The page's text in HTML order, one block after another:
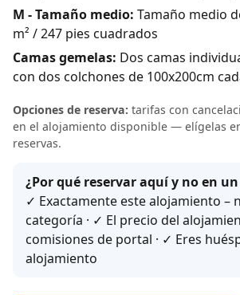
M - Tamaño medio: Tamaño medio
m² / 247 pies cuadrados
Camas gemelas: Dos camas
con dos colchones de 100x200cm
Opciones de reserva: tarifas con
en el alojamiento disponible — elígelas
reservas.
¿Por qué reservar aquí y no en
✓ Exactamente este alojamiento –
categoría · ✓ El precio del
comisiones de portal · ✓ Eres
alojamiento